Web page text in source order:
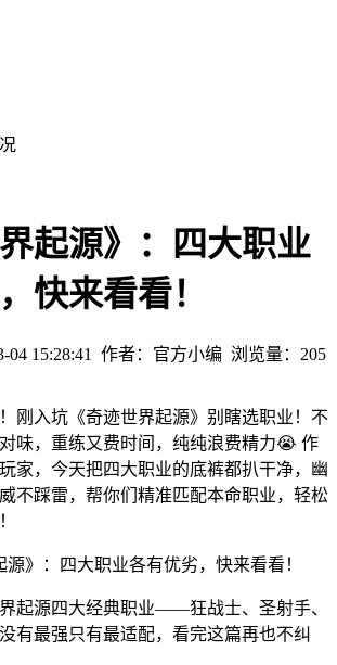
界起源》：四大职业
快来看看！
04 15:28:41 作者：官方小编 浏览量： 205
刚入坑《奇迹世界起源》别瞎选职业！不
味，重练又费时间，纯纯浪费精力😭 作
家，今天把四大职业的底裤都扒干净，幽
不踩雷，帮你们精准匹配本命职业，轻松
起源四大经典职业——狂战士、圣射手、
有最强只有最适配，看完这篇再也不纠